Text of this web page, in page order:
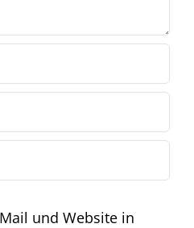
und Website in